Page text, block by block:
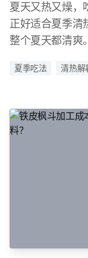
夏天又热又燥，
正好适合夏季清
整个夏天都清爽。
夏季吃法 清热解